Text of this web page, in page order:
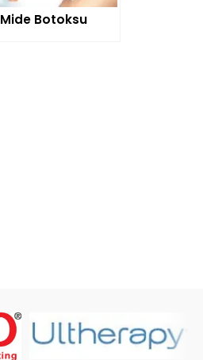
Mide Botoksu